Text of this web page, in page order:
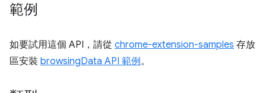
範例
如要試用這個 API，請從 chrome-extension-samples 存放
區安裝 browsingData API 範例。